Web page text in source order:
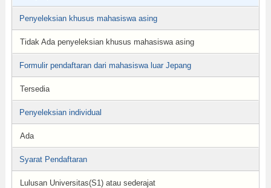
Penyeleksian khusus mahasiswa asing
Tidak Ada penyeleksian khusus mahasiswa asing
Formulir pendaftaran dari mahasiswa luar Jepang
Tersedia
Penyeleksian individual
Ada
Syarat Pendaftaran
Lulusan Universitas(S1) atau sederajat